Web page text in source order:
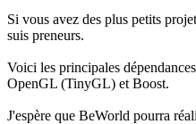
Si vous avez des plus petits
suis preneurs.
Voici les principales
OpenGL (TinyGL) et Boost.
J'espère que BeWorld pourra